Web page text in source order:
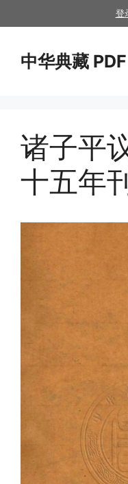
至
登
中华典藏 PDF
诸子平
十五年